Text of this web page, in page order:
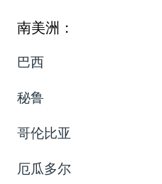
南美洲：
巴西
秘鲁
哥伦比亚
厄瓜多尔